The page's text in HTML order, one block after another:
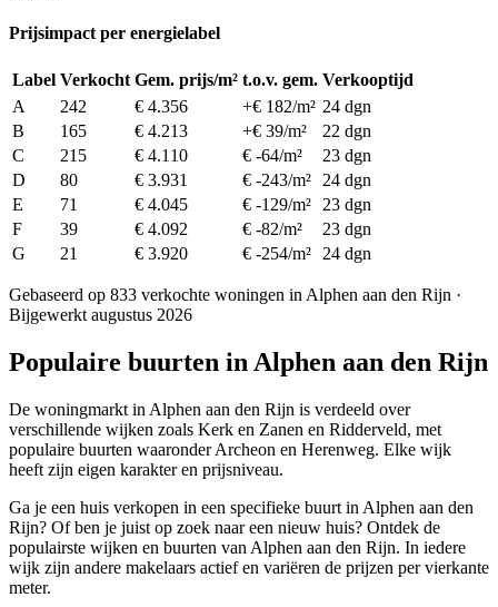
Prijsimpact per energielabel
Label Verkocht Gem. prijs/m² t.o.v. gem. Verkooptijd
A
242 € 4.356 +€ 182/m² 24 dgn
B
165 € 4.213 +€ 39/m²
22 dgn
C
215 € 4.110 € -64/m²
23 dgn
D
80 € 3.931 € -243/m²
24 dgn
E
71 € 4.045 € -129/m²
23 dgn
F
39 € 4.092 € -82/m²
23 dgn
G
21 € 3.920 € -254/m² 24 dgn
Gebaseerd op 833 verkochte woningen in Alphen aan den Rijn ·
Bijgewerkt augustus 2026
Populaire buurten in Alphen aan den Rijn
De woningmarkt in Alphen aan den Rijn is verdeeld over
verschillende wijken zoals Kerk en Zanen en Ridderveld, met
populaire buurten waaronder Archeon en Herenweg. Elke wijk
heeft zijn eigen karakter en prijsniveau.
Ga je een huis verkopen in een specifieke buurt in Alphen aan den
Rijn? Of ben je juist op zoek naar een nieuw huis? Ontdek de
populairste wijken en buurten van Alphen aan den Rijn. In iedere
wijk zijn andere makelaars actief en variëren de prijzen per vierkante
meter.